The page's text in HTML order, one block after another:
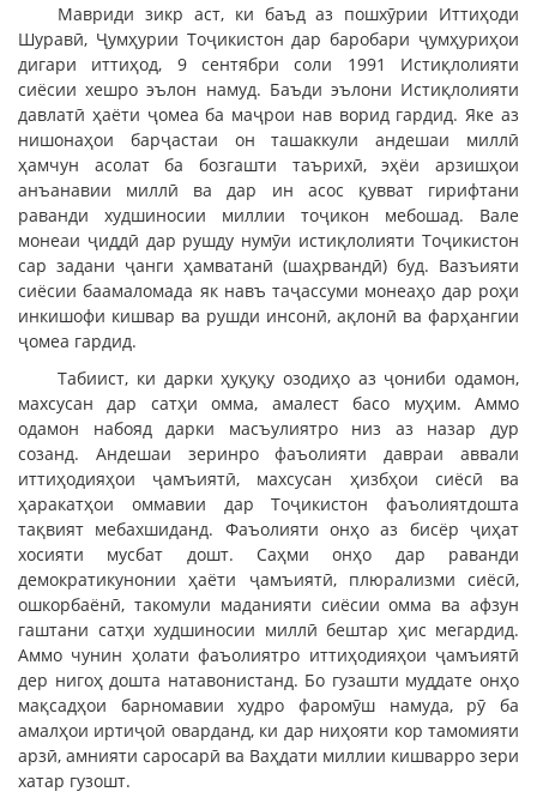
Мавриди зикр аст, ки баъд аз пошхӯрии Иттиҳоди
Шуравӣ, Ҷумҳурии Тоҷикистон дар баробари ҷумҳуриҳои
дигари иттиҳод, 9 сентябри соли 1991 Истиқлолияти
сиёсии хешро эълон намуд. Баъди эълони Истиқлолияти
давлатӣ ҳаёти ҷомеа ба маҷрои нав ворид гардид. Яке аз
нишонаҳои барҷастаи он ташаккули андешаи миллӣ
ҳамчун асолат ба бозгашти таърихӣ, эҳёи арзишҳои
анъанавии миллӣ ва дар ин асос қувват гирифтани
раванди худшиносии миллии тоҷикон мебошад. Вале
монеаи ҷиддӣ дар рушду нумӯи истиқлолияти Тоҷикистон
сар задани ҷанги ҳамватанӣ (шаҳрвандӣ) буд. Вазъияти
сиёсии баамаломада як навъ таҷассуми монеаҳо дар роҳи
инкишофи кишвар ва рушди инсонӣ, ақлонӣ ва фарҳангии
ҷомеа гардид.
Табиист, ки дарки ҳуқуқу озодиҳо аз ҷониби одамон,
махсусан дар сатҳи омма, амалест басо муҳим. Аммо
одамон набояд дарки масъулиятро низ аз назар дур
созанд. Андешаи зеринро фаъолияти давраи аввали
иттиҳодияҳои ҷамъиятӣ, махсусан ҳизбҳои сиёсӣ ва
ҳаракатҳои оммавии дар Тоҷикистон фаъолиятдошта
тақвият мебахшиданд. Фаъолияти онҳо аз бисёр ҷиҳат
хосияти мусбат дошт. Саҳми онҳо дар раванди
демократикунонии ҳаёти ҷамъиятӣ, плюрализми сиёсӣ,
ошкорбаёнӣ, такомули маданияти сиёсии омма ва афзун
гаштани сатҳи худшиносии миллӣ бештар ҳис мегардид.
Аммо чунин ҳолати фаъолиятро иттиҳодияҳои ҷамъиятӣ
дер нигоҳ дошта натавонистанд. Бо гузашти муддате онҳо
мақсадҳои барномавии худро фаромӯш намуда, рӯ ба
амалҳои иртиҷоӣ оварданд, ки дар ниҳояти кор тамомияти
арзӣ, амнияти саросарӣ ва Ваҳдати миллии кишварро зери
хатар гузошт.